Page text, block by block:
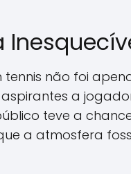
não foi
a
teve a
a atmosfera